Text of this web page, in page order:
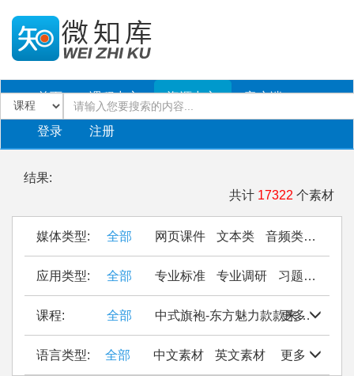
首页 课程中心 资源中心 客户端
登录 注册
结果:
共计 17322 个素材
媒体类型: 全部 网页课件 文本类 音频类
应用类型: 全部 专业标准 专业调研 习题作业
更多
课程: 全部 中式旗袍-东方魅力款款来 Seal
更多
语言类型: 全部 中文素材 英文素材